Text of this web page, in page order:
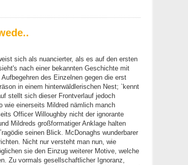
sich als nuancierter, als es auf den ersten
nach einer bekannten Geschichte mit
des Einzelnen gegen die erst
in einem hinterwäldlerischen Nest; `kennt
stellt sich dieser Frontverlauf jedoch
wie einerseits Mildred nämlich manch
Officer Willoughby nicht der ignorante
Mildreds großformatiger Anklage halten
seinen Blick. McDonaghs wunderbarer
Nicht nur versteht man nun, wie
sie den Einzug weiterer Motive, welche
Zu vormals gesellschaftlicher Ignoranz,